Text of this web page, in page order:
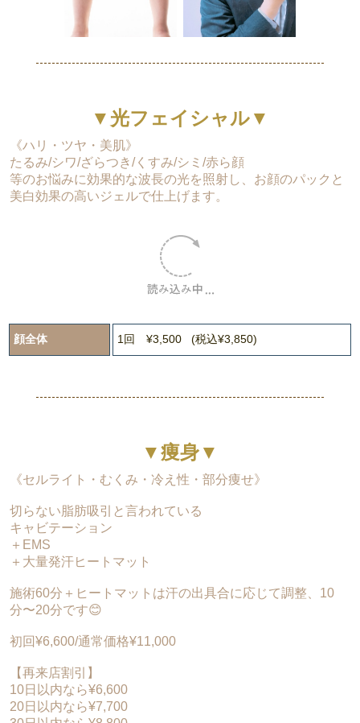
▼光フェイシャル▼
《ハリ・ツヤ・美肌》
たるみ/シワ/ざらつき/くすみ/シミ/赤ら顔
等のお悩みに効果的な波長の光を照射し、お顔のパックと
美白効果の高いジェルで仕上げます。
《セルライト・むくみ・冷え性・部分痩せ》
切らない脂肪吸引と言われている
キャビテーション
＋大量発汗ヒートマット
施術60分＋ヒートマットは汗の出具合に応じて調整、10
分〜20分です😊